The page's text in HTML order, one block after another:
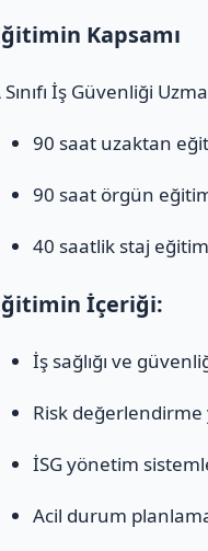
Kapsamı
Sınıfı İş Güvenliği
90 saat uzaktan
90 saat örgün
40 saatlik staj
İçeriği:
İş sağlığı ve
Risk
İSG yönetim
Acil durum